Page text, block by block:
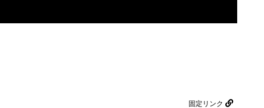
固定リンク